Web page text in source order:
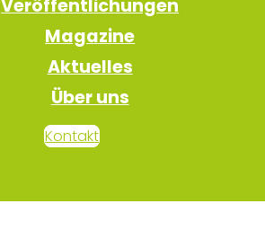
Veröffentlichungen
Magazine
Aktuelles
Über uns
Kontakt